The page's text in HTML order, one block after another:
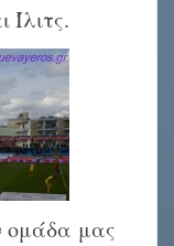
Ίλιτς.
ομάδα μας